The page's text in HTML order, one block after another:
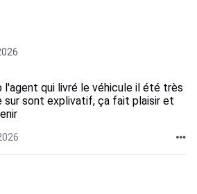
l'agent qui livré le véhicule il été très
sur sont explivatif, ça fait plaisir et